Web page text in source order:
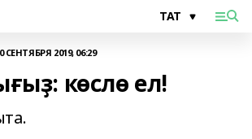
СЕНТЯБРЯ 2019, 06:29
көслө ел!